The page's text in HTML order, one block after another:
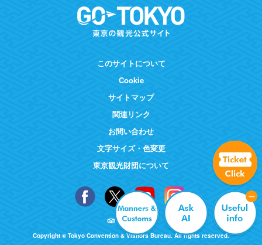
このサイトについて
Cookie
サイトマップ
関連リンク
お問い合わせ
文字サイズ・色変更
東京観光財団について
Copyright © Tokyo Convention & Visitors Bureau. All rights reserved.